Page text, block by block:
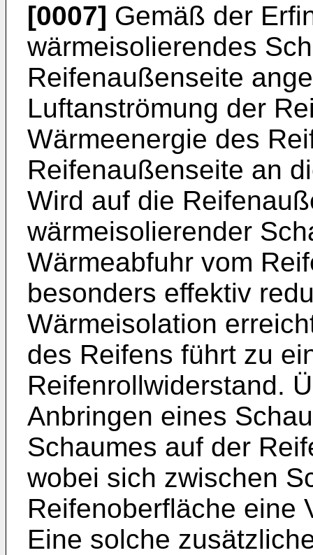
[0007] Gemäß der
wärmeisolierendes
Reifenaußenseite
Luftanströmung der
Wärmeenergie des
Reifenaußenseite an
Wird auf die
wärmeisolierender
Wärmeabfuhr vom
besonders effektiv
Wärmeisolation
des Reifens führt zu
Reifenrollwiderstand.
Anbringen eines
Schaumes auf der
wobei sich zwischen
Reifenoberfläche eine
Eine solche